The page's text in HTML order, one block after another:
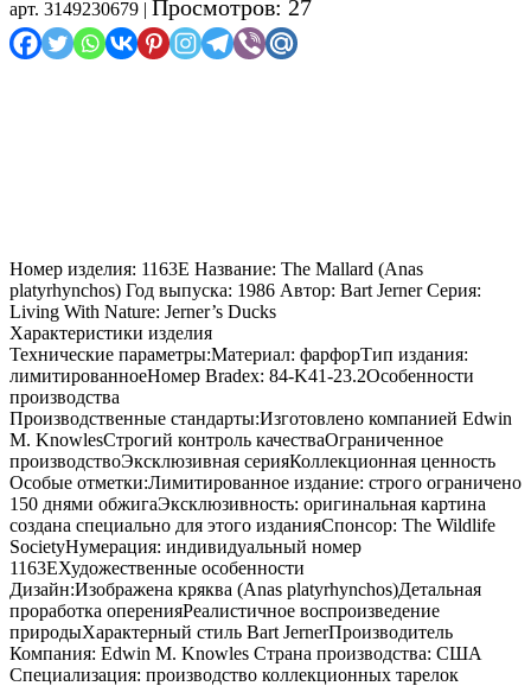
арт. 3149230679 | Просмотров: 27
Номер изделия: 1163E Название: The Mallard (Anas
platyrhynchos) Год выпуска: 1986 Автор: Bart Jerner Серия:
Living With Nature: Jerner’s Ducks
Характеристики изделия
Технические параметры:Материал: фарфорТип издания:
лимитированноеНомер Bradex: 84-K41-23.2Особенности
производства
Производственные стандарты:Изготовлено компанией Edwin
M. KnowlesСтрогий контроль качестваОграниченное
производствоЭксклюзивная серияКоллекционная ценность
Особые отметки:Лимитированное издание: строго ограничено
150 днями обжигаЭксклюзивность: оригинальная картина
создана специально для этого изданияСпонсор: The Wildlife
SocietyНумерация: индивидуальный номер
1163EХудожественные особенности
Дизайн:Изображена кряква (Anas platyrhynchos)Детальная
проработка оперенияРеалистичное воспроизведение
природыХарактерный стиль Bart JernerПроизводитель
Компания: Edwin M. Knowles Страна производства: США
Специализация: производство коллекционных тарелок